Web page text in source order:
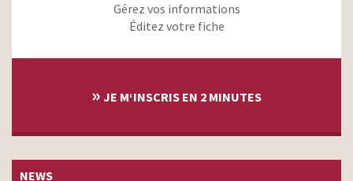
Gérez vos informations
Éditez votre fiche
» JE M‘INSCRIS EN 2 MINUTES
NEWS